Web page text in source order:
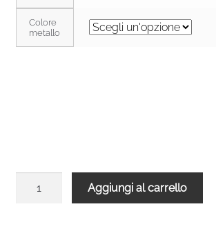
Colore
metallo
Aggiungi al carrello